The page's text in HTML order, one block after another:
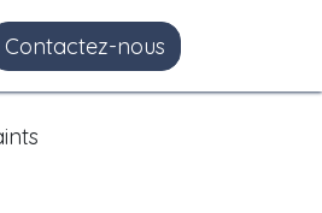
Contactez-nous